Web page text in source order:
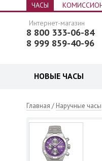
ЧАСЫ
Интернет-магазин
8 800 333-06-84
8 999 859-40-96
НОВЫЕ ЧАСЫ
Главная / Наручные часы